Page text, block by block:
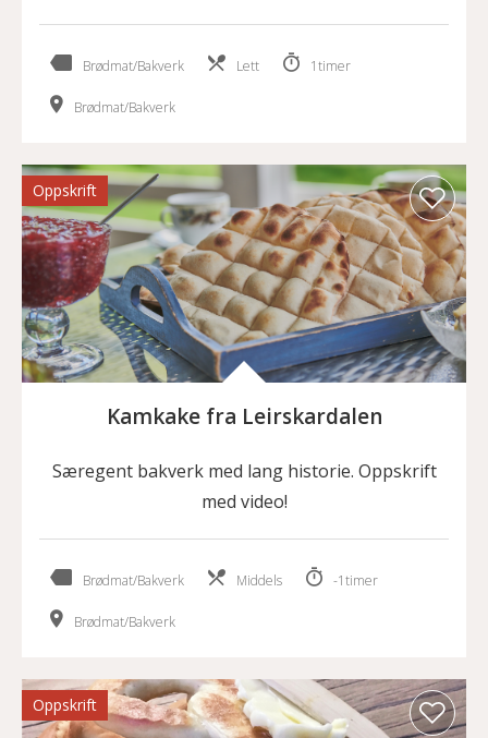
Brødmat/Bakverk Lett 1timer
Brødmat/Bakverk
Oppskrift
Kamkake fra Leirskardalen
Særegent bakverk med lang historie. Oppskrift
med video!
Brødmat/Bakverk Middels -1timer
Brødmat/Bakverk
Oppskrift